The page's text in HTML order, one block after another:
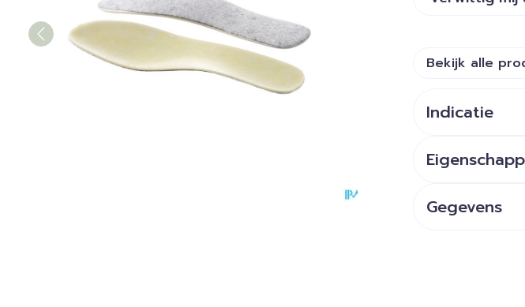
Bekijk alle
Indicatie
Gegevens